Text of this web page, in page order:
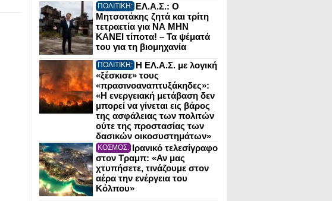
ΠΟΛΙΤΙΚΗ: ΕΛ.Α.Σ.: Ο
Μητσοτάκης ζητά και τρίτη
τετραετία για ΝΑ ΜΗΝ
ΚΑΝΕΙ τίποτα! – Τα ψέματά
του για τη βιομηχανία
ΠΟΛΙΤΙΚΗ: Η ΕΛ.Α.Σ. με λογική
«ξέσκισε» τους
«πρασινοαναπτυξάκηδες»:
«Η ενεργειακή μετάβαση δεν
μπορεί να γίνεται εις βάρος
της ασφάλειας των πολιτών
ούτε της προστασίας των
δασικών οικοσυστημάτων»
ΚΟΣΜΟΣ: Ιρανικό τελεσίγραφο
στον Τραμπ: «Αν μας
χτυπήσετε, τινάζουμε στον
αέρα την ενέργεια του
Κόλπου»